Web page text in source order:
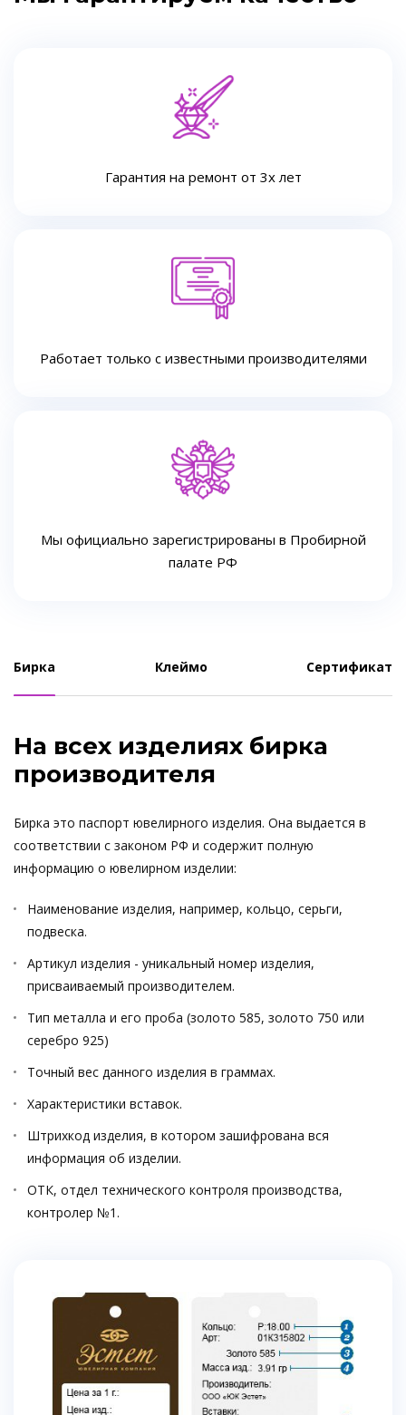
Гарантия на ремонт от 3х лет
Работает только с известными производителями
Мы официально зарегистрированы в Пробирной
палате РФ
Бирка Клеймо Сертификат
На всех изделиях бирка
производителя
Бирка это паспорт ювелирного изделия. Она выдается в
соответствии с законом РФ и содержит полную
информацию о ювелирном изделии:
Наименование изделия, например, кольцо, серьги,
подвеска.
Артикул изделия - уникальный номер изделия,
присваиваемый производителем.
Тип металла и его проба (золото 585, золото 750 или
серебро 925)
Точный вес данного изделия в граммах.
Характеристики вставок.
Штрихкод изделия, в котором зашифрована вся
информация об изделии.
ОТК, отдел технического контроля производства,
контролер №1.